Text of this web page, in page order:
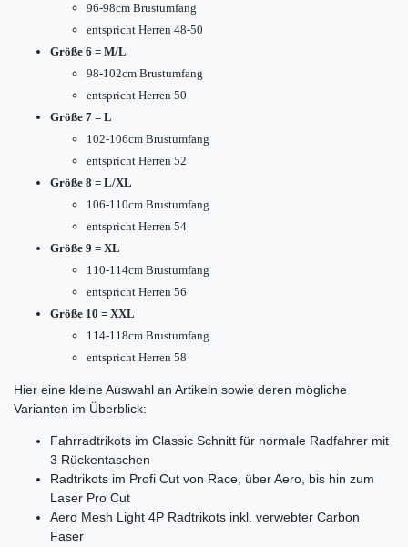
96-98cm Brustumfang
entspricht Herren 48-50
Größe 6 = M/L
98-102cm Brustumfang
entspricht Herren 50
Größe 7 = L
102-106cm Brustumfang
entspricht Herren 52
Größe 8 = L/XL
106-110cm Brustumfang
entspricht Herren 54
Größe 9 = XL
110-114cm Brustumfang
entspricht Herren 56
Größe 10 = XXL
114-118cm Brustumfang
entspricht Herren 58
Hier eine kleine Auswahl an Artikeln sowie deren mögliche
Varianten im Überblick:
Fahrradtrikots im Classic Schnitt für normale Radfahrer mit
3 Rückentaschen
Radtrikots im Profi Cut von Race, über Aero, bis hin zum
Laser Pro Cut
Aero Mesh Light 4P Radtrikots inkl. verwebter Carbon
Faser